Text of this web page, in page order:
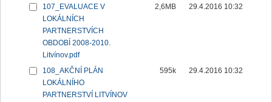
107_EVALUACE V
LOKÁLNÍCH
PARTNERSTVÍCH
OBDOBÍ 2008-2010.
Litvínov.pdf
2,6MB 29.4.2016 10:32
108_AKČNÍ PLÁN
LOKÁLNÍHO
PARTNERSTVÍ LITVÍNOV
595k 29.4.2016 10:32